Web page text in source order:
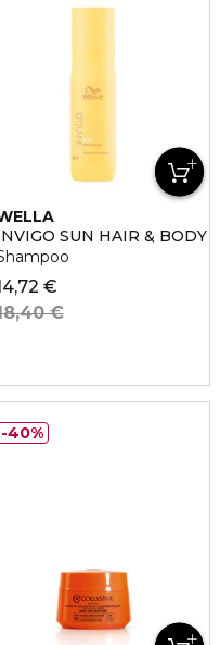
SUN HAIR & BODY
€
€
40%